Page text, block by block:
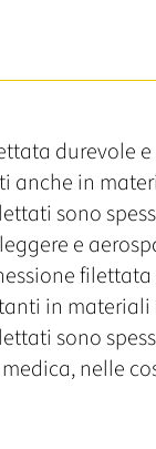
durevole
anche in
sono
e
in materiali
sono
nelle